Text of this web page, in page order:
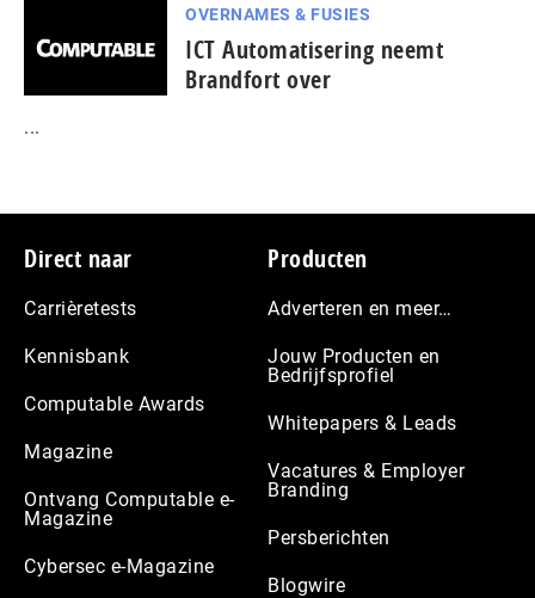
OVERNAMES & FUSIES
ICT Automatisering neemt
Brandfort over
...
Footer
Direct naar
Carrièretests
Kennisbank
Computable Awards
Magazine
Ontvang Computable e-
Magazine
Cybersec e-Magazine
Producten
Adverteren en meer…
Jouw Producten en
Bedrijfsprofiel
Whitepapers & Leads
Vacatures & Employer
Branding
Persberichten
Blogwire